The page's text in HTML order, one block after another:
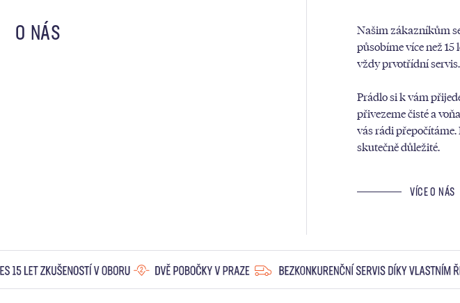
O NÁS
Našim zákazníkům
působíme více než
vždy prvotřídní servis.
Prádlo si k vám
přivezeme čisté a
vás rádi přepočítáme.
skutečně důležité.
VÍCE O NÁS